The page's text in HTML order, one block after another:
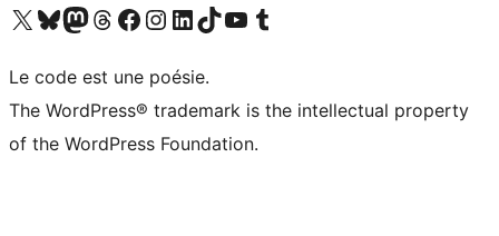
Visitez notre compte X (précédemment Twitter)
Visiter notre compte Bluesky
Visiter notre compte Mastodon
Visiter notre compte Threads
Consulter notre compte Facebook
Consulter notre compte Instagram
Consulter notre compte LinkedIn
Visiter notre compte TokTok
Visiter notre chaîne YouTube
Visiter notre compte Tumblr
Le code est une poésie.
The WordPress® trademark is the intellectual property
of the WordPress Foundation.